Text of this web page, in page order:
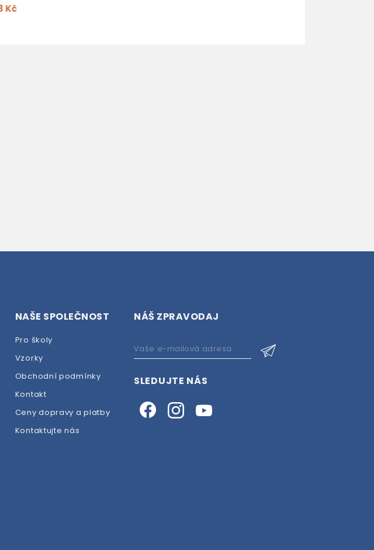
Kč
NAŠE SPOLEČNOST
Pro školy
Vzorky
Obchodní podmínky
Kontakt
Ceny dopravy a platby
Kontaktujte nás
NÁŠ ZPRAVODAJ
SLEDUJTE NÁS